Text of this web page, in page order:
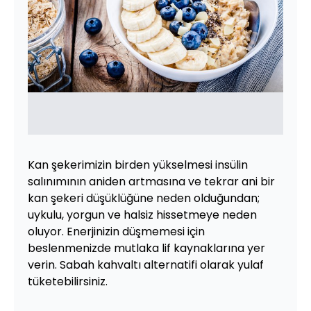
Kan şekerimizin birden yükselmesi insülin
salınımının aniden artmasına ve tekrar ani bir
kan şekeri düşüklüğüne neden olduğundan;
uykulu, yorgun ve halsiz hissetmeye neden
oluyor. Enerjinizin düşmemesi için
beslenmenizde mutlaka lif kaynaklarına yer
verin. Sabah kahvaltı alternatifi olarak yulaf
tüketebilirsiniz.